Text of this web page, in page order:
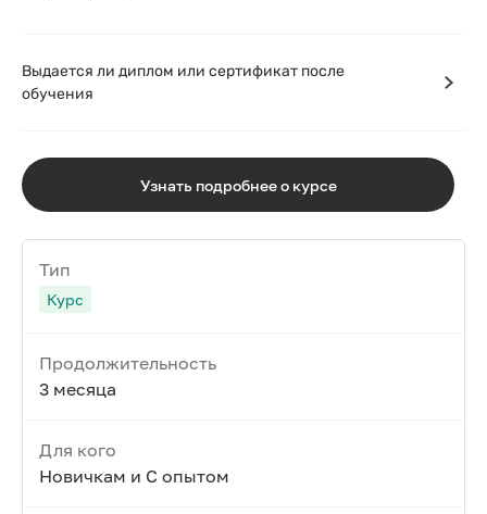
Выдается ли диплом или сертификат после
обучения
Узнать подробнее о курсе
Тип
Курс
Продолжительность
3 месяца
Для кого
Новичкам и С опытом